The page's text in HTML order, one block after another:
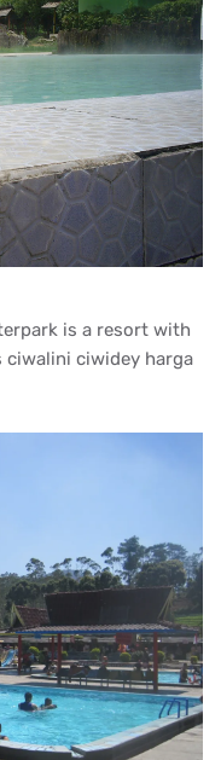
is a resort with
ciwalini ciwidey harga